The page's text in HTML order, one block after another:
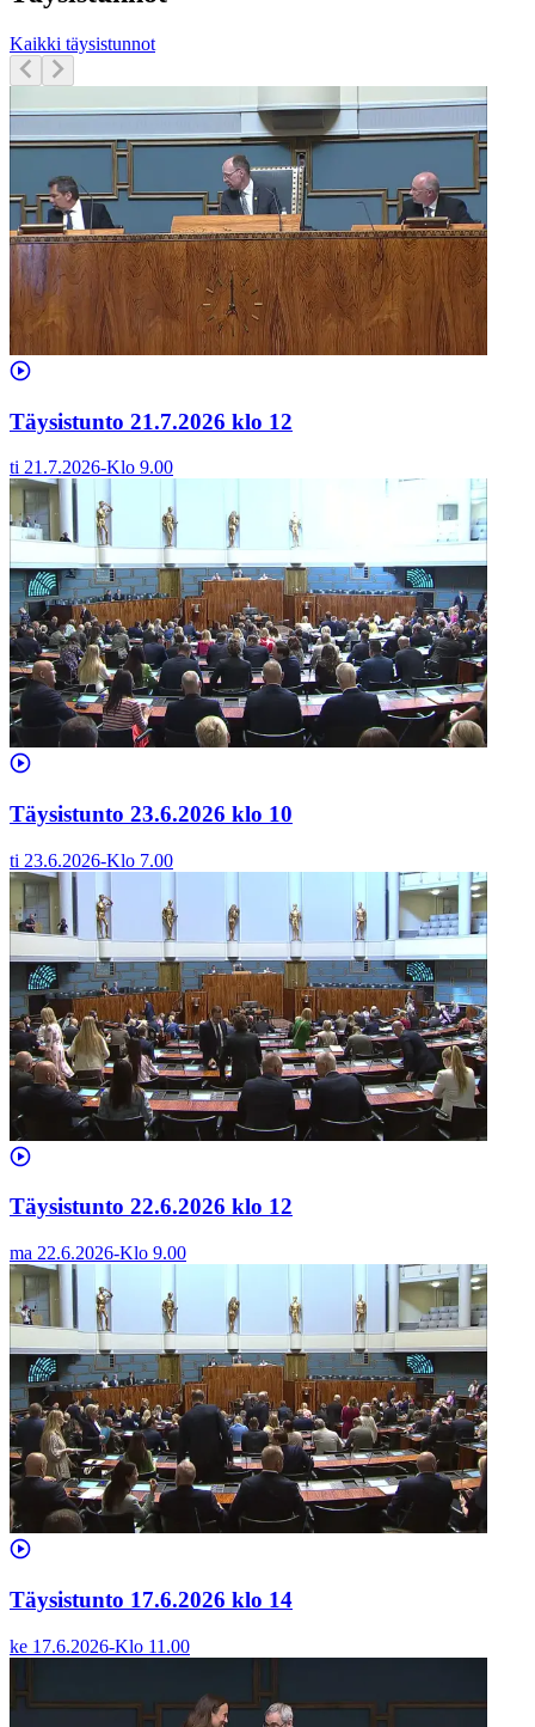
Kaikki täysistunnot
Täysistunto 21.7.2026 klo 12
ti 21.7.2026-Klo 9.00
Täysistunto 23.6.2026 klo 10
ti 23.6.2026-Klo 7.00
Täysistunto 22.6.2026 klo 12
ma 22.6.2026-Klo 9.00
Täysistunto 17.6.2026 klo 14
ke 17.6.2026-Klo 11.00